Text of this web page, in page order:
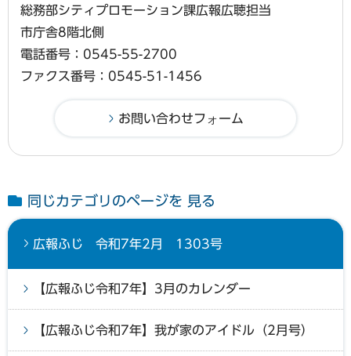
総務部シティプロモーション課広報広聴担当
市庁舎8階北側
電話番号：0545-55-2700
ファクス番号：0545-51-1456
同じカテゴリのページを 見る
広報ふじ 令和7年2月 1303号
【広報ふじ令和7年】3月のカレンダー
【広報ふじ令和7年】我が家のアイドル（2月号）